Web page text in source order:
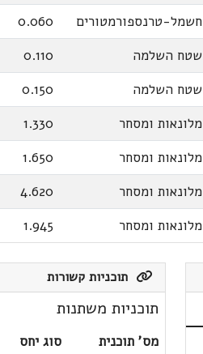
חשמל-טרנספורמטורים
0.060
שטח השלמה
0.110
שטח השלמה
0.150
מלונאות ומסחר 1.330
מלונאות ומסחר 1.650
מלונאות ומסחר 4.620
מלונאות ומסחר 1.945
תוכניות קשורות
תוכניות משתנות
מס' תוכנית סוג יחס